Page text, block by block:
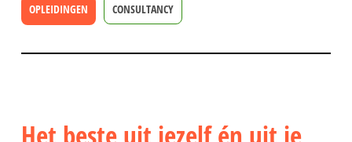
OPLEIDINGEN CONSULTANCY